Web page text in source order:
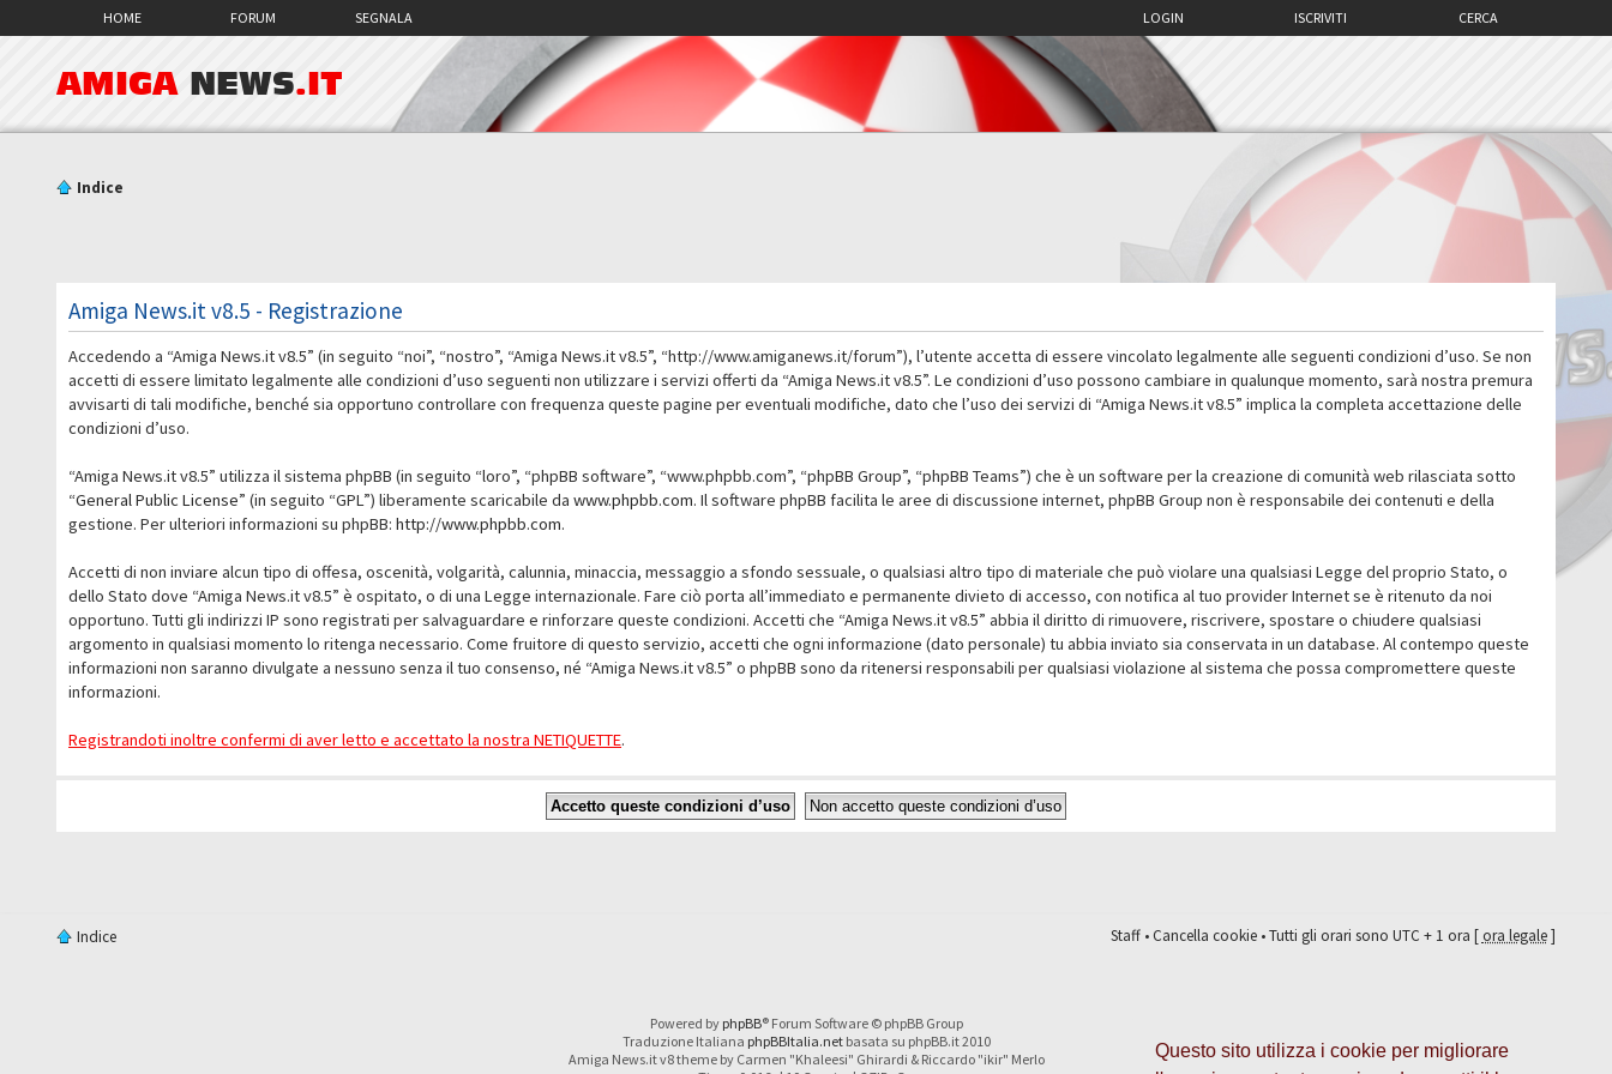
Questo sito utilizza i cookie per migliorare
HOME FORUM SEGNALA CERCA
ISCRIVITI
LOGIN
AMIGA NEWS.IT
Indice
Amiga News.it v8.5 - Registrazione
Accedendo a “Amiga News.it v8.5” (in seguito “noi”, “nostro”, “Amiga News.it v8.5”, “http://www.amiganews.it/forum”), l’utente accetta di essere vincolato legalmente alle seguenti condizioni d’uso. Se non
accetti di essere limitato legalmente alle condizioni d’uso seguenti non utilizzare i servizi offerti da “Amiga News.it v8.5”. Le condizioni d’uso possono cambiare in qualunque momento, sarà nostra premura
avvisarti di tali modifiche, benché sia opportuno controllare con frequenza queste pagine per eventuali modifiche, dato che l’uso dei servizi di “Amiga News.it v8.5” implica la completa accettazione delle
condizioni d’uso.
“Amiga News.it v8.5” utilizza il sistema phpBB (in seguito “loro”, “phpBB software”, “www.phpbb.com”, “phpBB Group”, “phpBB Teams”) che è un software per la creazione di comunità web rilasciata sotto
“General Public License” (in seguito “GPL”) liberamente scaricabile dawww.phpbb.com. Il software phpBB facilita le aree di discussione internet, phpBB Group non è responsabile dei contenuti e della
gestione. Per ulteriori informazioni su phpBB:http://www.phpbb.com.
Accetti di non inviare alcun tipo di offesa, oscenità, volgarità, calunnia, minaccia, messaggio a sfondo sessuale, o qualsiasi altro tipo di materiale che può violare una qualsiasi Legge del proprio Stato, o
dello Stato dove “Amiga News.it v8.5” è ospitato, o di una Legge internazionale. Fare ciò porta all’immediato e permanente divieto di accesso, con notifica al tuo provider Internet se è ritenuto da noi
opportuno. Tutti gli indirizzi IP sono registrati per salvaguardare e rinforzare queste condizioni. Accetti che “Amiga News.it v8.5” abbia il diritto di rimuovere, riscrivere, spostare o chiudere qualsiasi
argomento in qualsiasi momento lo ritenga necessario. Come fruitore di questo servizio, accetti che ogni informazione (dato personale) tu abbia inviato sia conservata in un database. Al contempo queste
informazioni non saranno divulgate a nessuno senza il tuo consenso, né “Amiga News.it v8.5” o phpBB sono da ritenersi responsabili per qualsiasi violazione al sistema che possa compromettere queste
informazioni.
Registrandoti inoltre confermi di aver letto e accettato la nostra NETIQUETTE.
Indice Staff•Cancella cookie• Tutti gli orari sono UTC + 1 ora [ora legale]
Powered by phpBB® Forum Software © phpBB Group
Traduzione Italiana phpBBItalia.netbasata su phpBB.it 2010
Amiga News.it v8 theme by Carmen "Khaleesi" Ghirardi & Riccardo "ikir" Merlo